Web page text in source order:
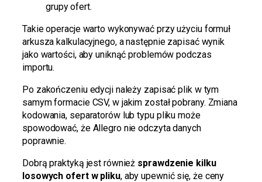
grupy ofert.
Takie operacje warto wykonywać przy użyciu formuł
arkusza kalkulacyjnego, a następnie zapisać wynik
jako wartości, aby uniknąć problemów podczas
importu.
Po zakończeniu edycji należy zapisać plik w tym
samym formacie CSV, w jakim został pobrany. Zmiana
kodowania, separatorów lub typu pliku może
spowodować, że Allegro nie odczyta danych
poprawnie.
Dobrą praktyką jest również sprawdzenie kilku
losowych ofert w pliku, aby upewnić się, że ceny